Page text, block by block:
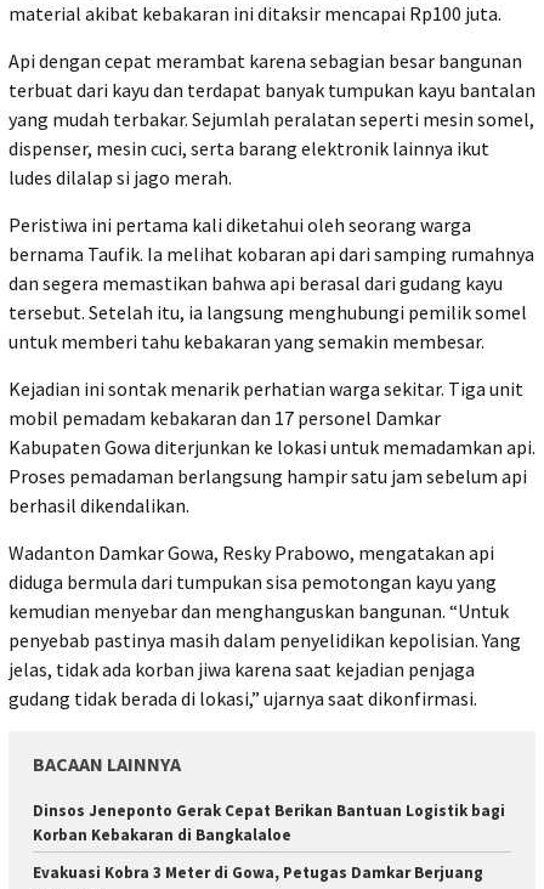
material akibat kebakaran ini ditaksir mencapai Rp100 juta.
Api dengan cepat merambat karena sebagian besar bangunan
terbuat dari kayu dan terdapat banyak tumpukan kayu bantalan
yang mudah terbakar. Sejumlah peralatan seperti mesin somel,
dispenser, mesin cuci, serta barang elektronik lainnya ikut
ludes dilalap si jago merah.
Peristiwa ini pertama kali diketahui oleh seorang warga
bernama Taufik. Ia melihat kobaran api dari samping rumahnya
dan segera memastikan bahwa api berasal dari gudang kayu
tersebut. Setelah itu, ia langsung menghubungi pemilik somel
untuk memberi tahu kebakaran yang semakin membesar.
Kejadian ini sontak menarik perhatian warga sekitar. Tiga unit
mobil pemadam kebakaran dan 17 personel Damkar
Kabupaten Gowa diterjunkan ke lokasi untuk memadamkan api.
Proses pemadaman berlangsung hampir satu jam sebelum api
berhasil dikendalikan.
Wadanton Damkar Gowa, Resky Prabowo, mengatakan api
diduga bermula dari tumpukan sisa pemotongan kayu yang
kemudian menyebar dan menghanguskan bangunan. “Untuk
penyebab pastinya masih dalam penyelidikan kepolisian. Yang
jelas, tidak ada korban jiwa karena saat kejadian penjaga
gudang tidak berada di lokasi,” ujarnya saat dikonfirmasi.
BACAAN LAINNYA
Dinsos Jeneponto Gerak Cepat Berikan Bantuan Logistik bagi
Korban Kebakaran di Bangkalaloe
Evakuasi Kobra 3 Meter di Gowa, Petugas Damkar Berjuang